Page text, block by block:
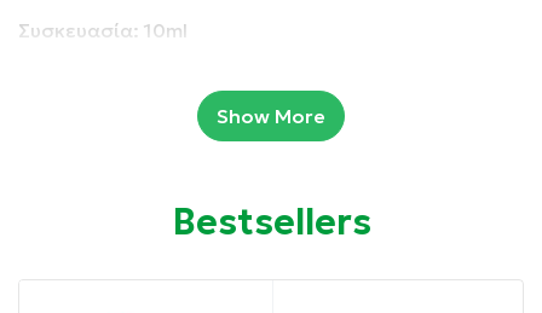
Συσκευασία: 10ml
μύτης.
Show More
Bestsellers